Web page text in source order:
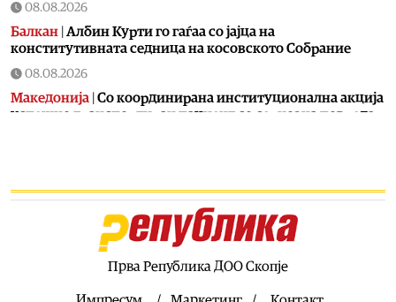
08.08.2026
Балкан Албин Курти го гаѓаа со јајца на
конститутивната седница на косовското Собрание
08.08.2026
Македонија Со координирана институционална акција
успешно транспортиран пациент со сериозна повреда
пресретнувачки ракети во војната со Иран
СДСМ потврди дека Венко Филипче
испратил осудени насилници
Прва Република ДОО Скопје